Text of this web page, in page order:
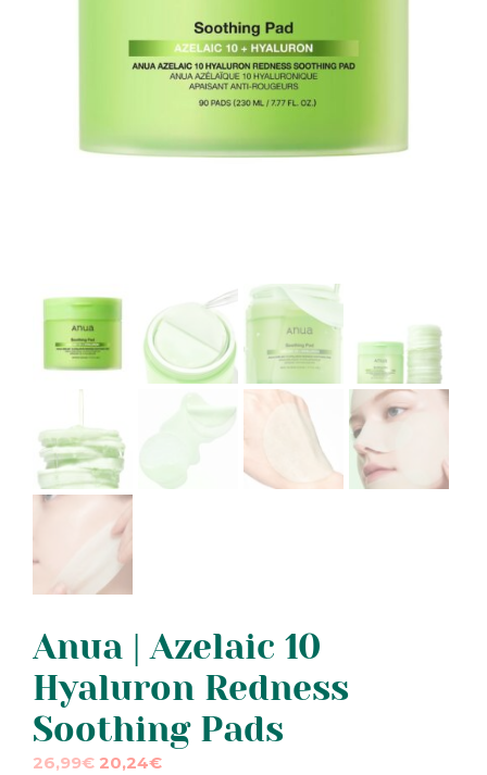
Anua | Azelaic 10
Hyaluron Redness
Soothing Pads
Alkuperäinen
26,99€Nykyinen
20,24€